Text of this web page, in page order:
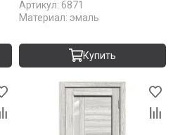
Артикул: 6871
Материал: эмаль
Купить